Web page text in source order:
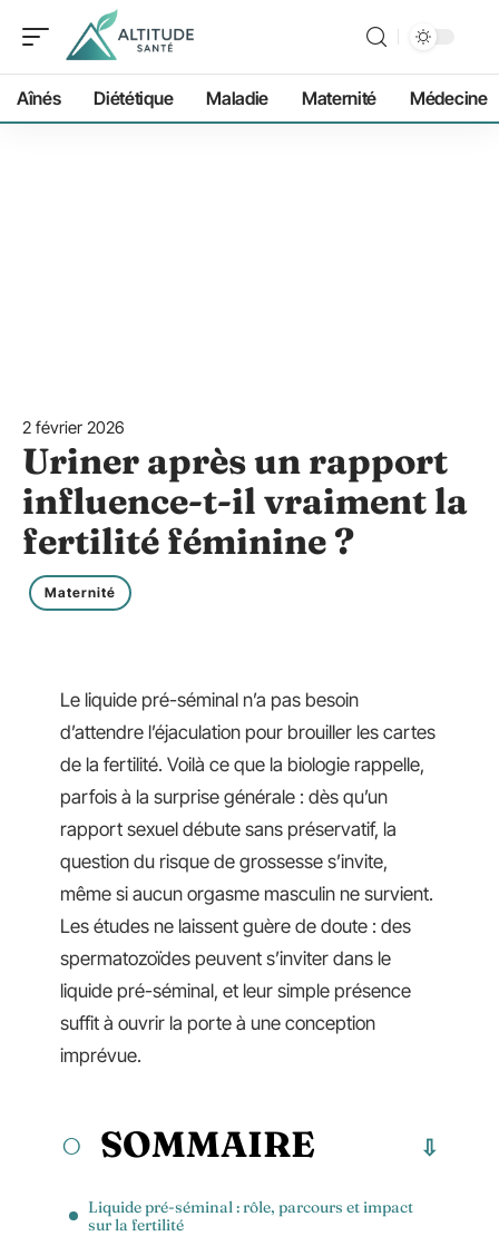
Aînés Diététique Maladie Maternité Médecine
2 février 2026
Uriner après un rapport
influence-t-il vraiment la
fertilité féminine ?
Maternité
Le liquide pré-séminal n’a pas besoin
d’attendre l’éjaculation pour brouiller les cartes
de la fertilité. Voilà ce que la biologie rappelle,
parfois à la surprise générale : dès qu’un
rapport sexuel débute sans préservatif, la
question du risque de grossesse s’invite,
même si aucun orgasme masculin ne survient.
Les études ne laissent guère de doute : des
spermatozoïdes peuvent s’inviter dans le
liquide pré-séminal, et leur simple présence
suffit à ouvrir la porte à une conception
imprévue.
SOMMAIRE
Liquide pré-séminal : rôle, parcours et impact
sur la fertilité